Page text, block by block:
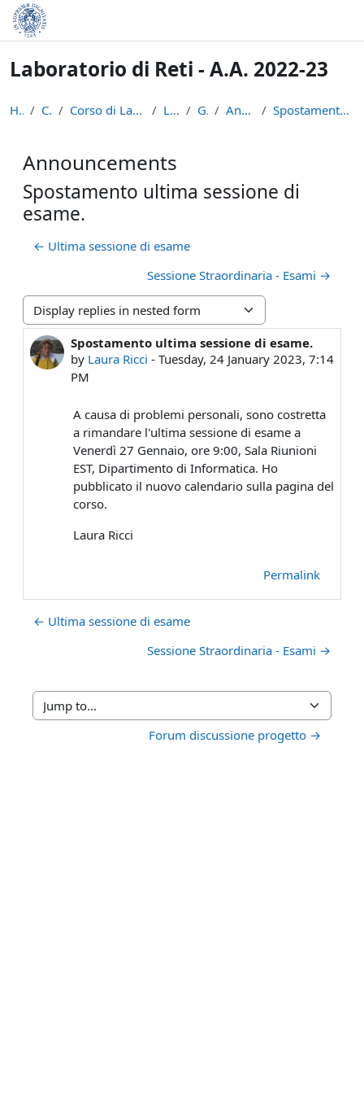
Skip to main content
Laboratorio di Reti - A.A. 2022-23
Home Courses Corso di Laurea in Informatica (L-31) LPR-22-23 General Announcements Spostamento ultima sessione di esame.
Announcements
Spostamento ultima sessione di
esame.
← Ultima sessione di esame
Sessione Straordinaria - Esami →
Display mode
Spostamento ultima sessione di esame.
by Laura Ricci - Tuesday, 24 January 2023, 7:14
PM
Number of replies: 0
A causa di problemi personali, sono costretta
a rimandare l'ultima sessione di esame a
Venerdì 27 Gennaio, ore 9:00, Sala Riunioni
EST, Dipartimento di Informatica. Ho
pubblicato il nuovo calendario sulla pagina del
corso.
Laura Ricci
Permalink
← Ultima sessione di esame
Sessione Straordinaria - Esami →
Jump to...
Forum discussione progetto →